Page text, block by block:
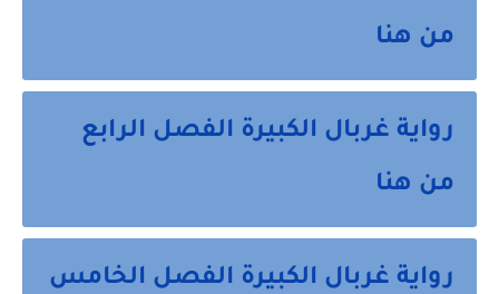
من هنا
رواية غربال الكبيرة الفصل الرابع
من هنا
رواية غربال الكبيرة الفصل الخامس